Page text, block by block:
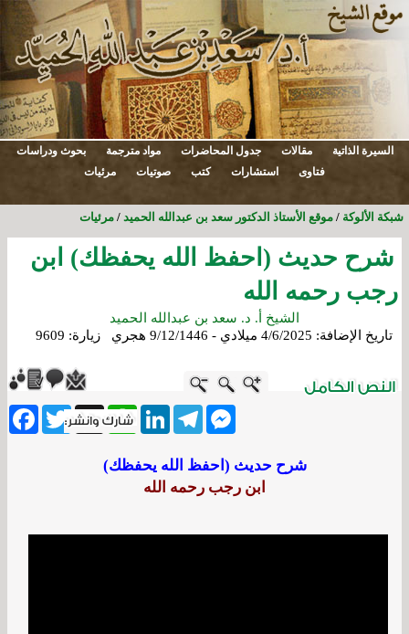
السيرة الذاتية مقالات جدول المحاضرات مواد مترجمة
بحوث ودراسات
فتاوى
استشارات كتب صوتيات مرئيات
شبكة الألوكة / موقع الأستاذ الدكتور سعد بن عبدالله الحميد / مرئيات
شرح حديث (احفظ الله يحفظك) ابن
رجب رحمه الله
الشيخ أ. د. سعد بن عبدالله الحميد
تاريخ الإضافة: 4/6/2025 ميلادي - 9/12/1446 هجري زيارة: 9609
Twitter X
WhatsApp
LinkedInTelegram
Messenger
شرح حديث (احفظ الله يحفظك)
ابن رجب رحمه الله